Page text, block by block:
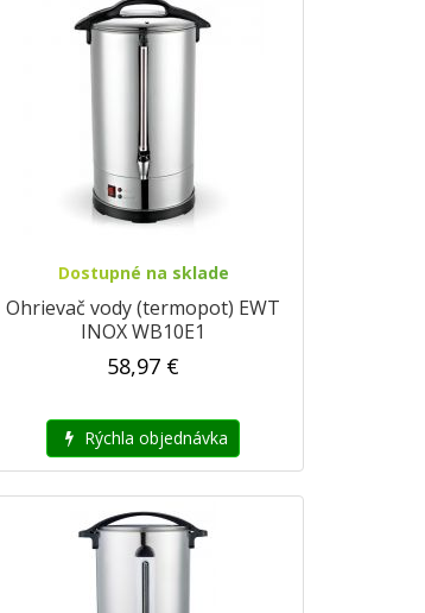
Dostupné na sklade
Ohrievač vody (termopot) EWT
INOX WB10E1
58,97 €
Rýchla objednávka